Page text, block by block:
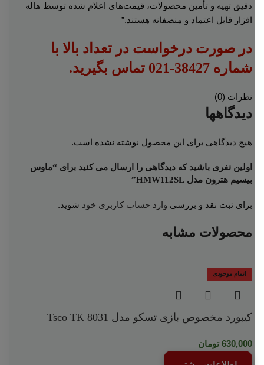
دقیق تهیه و تأمین محصولات، قیمت‌های اعلام شده توسط هاله
افزار قابل اعتماد و منصفانه هستند.”
در صورت درخواست در تعداد بالا با
شماره 38427-021 تماس بگیرید.
نظرات (0)
دیدگاهها
هیچ دیدگاهی برای این محصول نوشته نشده است.
اولین نفری باشید که دیدگاهی را ارسال می کنید برای “ماوس
بیسیم هترون مدل HMW112SL”
برای ثبت نقد و بررسی وارد حساب کاربری خود شوید.
محصولات مشابه
اتمام موجودی
کیبورد مخصوص بازی تسکو مدل Tsco TK 8031
630,000 تومان